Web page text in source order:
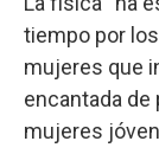
tiempo por
mujeres que
encantada de
mujeres